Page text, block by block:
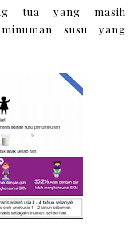
tua yang masih
susu yang